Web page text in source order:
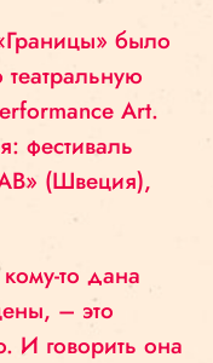
было
Art.
фестиваль
(Швеция),
кому-то дана
– это
И говорить она